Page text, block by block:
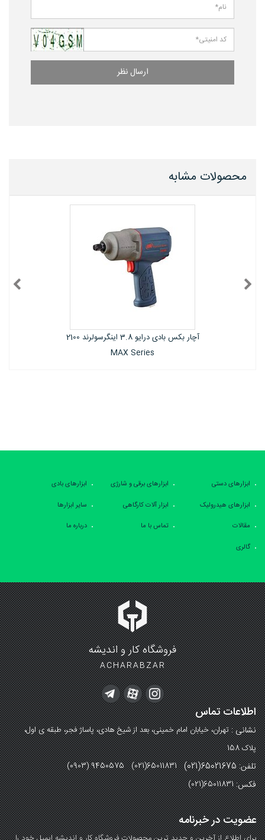
ارسال نظر
محصولات مشابه
ابزارهای دستی ابزارهای برقی و شارژی
ابزارهای بادی
ابزارهای هیدرولیک
ابزار آلات کارگاهی
سایر ابزارها
مقالات
تماس با ما
درباره ما
گالری
فروشگاه کار و اندیشه
ACHARABZAR
اطلاعات تماس
نشانی :تهران، خیابان امام خمینی، بعد از شیخ هادی، پاساژ فجر، طبقه ی اول،
پلاک 158
تلفن: 65021675(021) (0903) 9450575 (021)65011831
فکس:(021)65011831
عضویت در خبرنامه